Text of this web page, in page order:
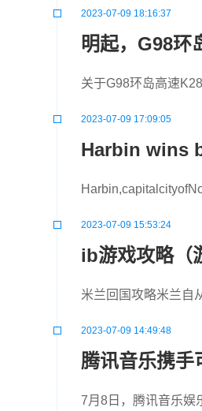
2023-07-09 18:16:37
明起，G98环
关于G98环岛高速
2023-07-09 17:09:05
Harbin wins
2023-07-09 15:53:24
ib游戏攻略（
米兰回国攻略米兰自
2023-07-09 14:49:48
腾讯音乐携手
7月8日，腾讯音乐娱